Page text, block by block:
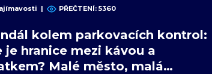
| PŘEČTENÍ: 5360
kolem parkovacích kontrol:
je hranice mezi kávou a
Malé město, malá